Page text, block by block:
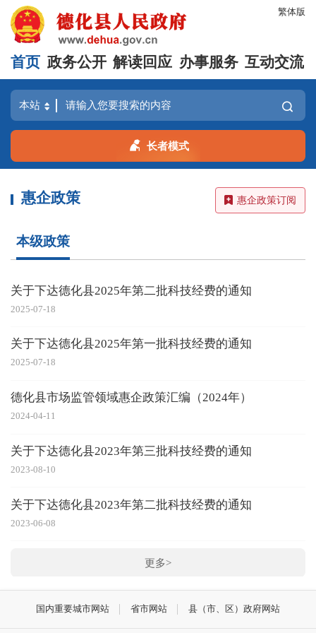
繁体版
首页 政务公开 解读回应 办事服务 互动交流
长者模式
惠企政策 惠企政策订阅
本级政策
关于下达德化县2025年第二批科技经费的通知
2025-07-18
关于下达德化县2025年第一批科技经费的通知
2025-07-18
德化县市场监管领域惠企政策汇编（2024年）
2024-04-11
关于下达德化县2023年第三批科技经费的通知
2023-08-10
关于下达德化县2023年第二批科技经费的通知
2023-06-08
更多>
国内重要城市网站 省市网站 县（市、区）政府网站